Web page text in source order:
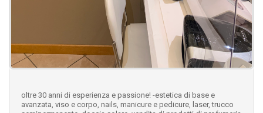
oltre 30 anni di esperienza e passione! -estetica di base e
avanzata, viso e corpo, nails, manicure e pedicure, laser, trucco